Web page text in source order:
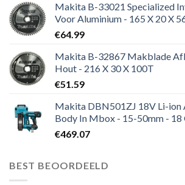
Makita B-33021 Specialized
Voor Aluminium - 165 X 20 X
€64.99
Makita B-32867 Makblade
Hout - 216 X 30 X 100T
€51.59
Makita DBN501ZJ 18V Li-ion
Body In Mbox - 15-50mm - 18
€469.07
BEST BEOORDEELD